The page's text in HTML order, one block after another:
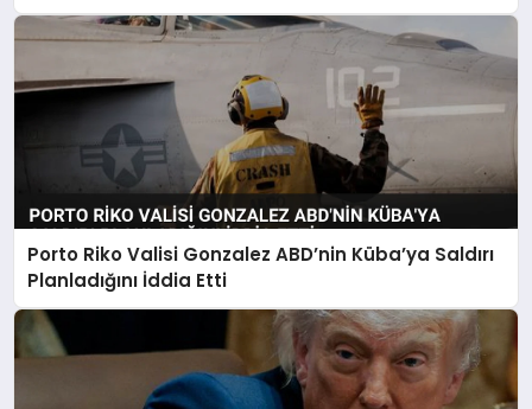
Porto Riko Valisi Gonzalez ABD’nin Küba’ya Saldırı
Planladığını İddia Etti